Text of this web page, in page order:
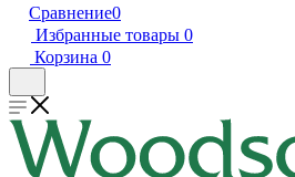
Сравнение0
Избранные товары 0
Корзина 0